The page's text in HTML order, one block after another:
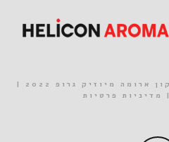
מיוזיק גרופ 2022 |
מדיניות פרטיות